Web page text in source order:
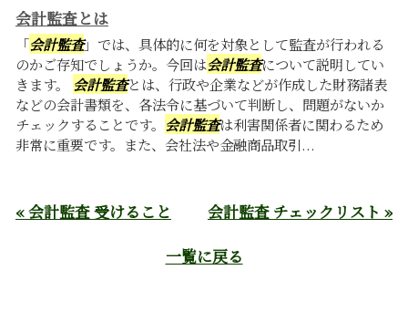
会計監査とは
「会計監査」では、具体的に何を対象として監査が行われる
のかご存知でしょうか。今回は会計監査について説明してい
きます。 会計監査とは、行政や企業などが作成した財務諸表
などの会計書類を、各法令に基づいて判断し、問題がないか
チェックすることです。 会計監査は利害関係者に関わるため
非常に重要です。また、会社法や金融商品取引...
« 会計監査 受けること
会計監査 チェックリスト »
一覧に戻る